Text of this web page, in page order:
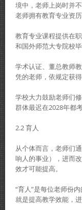
境中，老师上岗时并
老师拥有教育专业资历
教育专业课程提供在
和国外师范大专院校
学术认证、董总教师
凭的老师，依规定获得
学校大力鼓励老师们
群体最迟在2028年都
2.2 育人
从个体而言，老师们
响人的事业），进而
效才可能提高。
“育人”是每位老师份
就是提高教学效能，